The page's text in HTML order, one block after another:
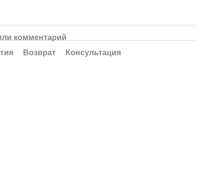
комментарий
Возврат Консультация